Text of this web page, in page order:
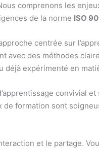
comprenons les
de la norme ISO
centrée sur
avec des méthodes
expérimenté en
convivial
de formation sont
et le partage.